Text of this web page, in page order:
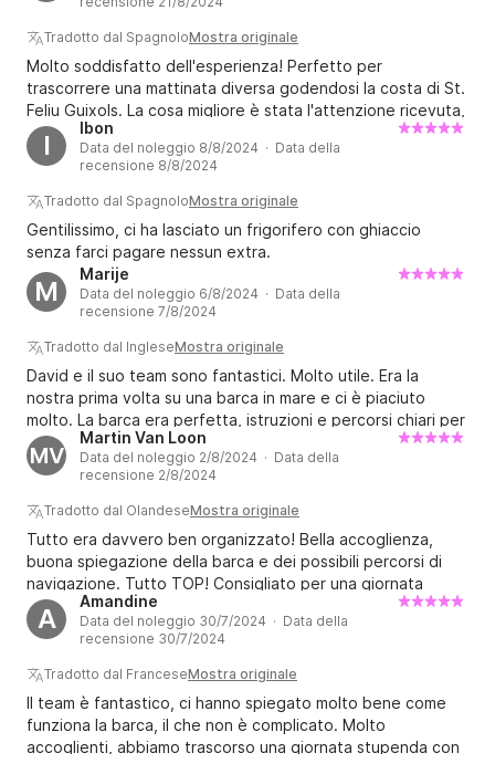
Tradotto dal SpagnoloMostra originale
Molto soddisfatto dell'esperienza! Perfetto per
trascorrere una mattinata diversa godendosi la costa di St.
Feliu Guixols. La cosa migliore è stata l'attenzione ricevuta,
un 10. Lo ripeteremo sicuramente con David!!
I
Ibon
Data del noleggio 8/8/2024 · Data della
recensione 8/8/2024
Tradotto dal SpagnoloMostra originale
Gentilissimo, ci ha lasciato un frigorifero con ghiaccio
senza farci pagare nessun extra.
M
Marije
Data del noleggio 6/8/2024 · Data della
recensione 7/8/2024
Tradotto dal IngleseMostra originale
David e il suo team sono fantastici. Molto utile. Era la
nostra prima volta su una barca in mare e ci è piaciuto
molto. La barca era perfetta, istruzioni e percorsi chiari per
godersi la giornata. Non dimenticare di legare l'anker ?.
Ottima esperienza e prenoteremo di nuovo. Click&Boat
sovrapprezzi, consiglierei di prenotare direttamente in
loco.
MV
Martin Van Loon
Data del noleggio 2/8/2024 · Data della
recensione 2/8/2024
Tradotto dal OlandeseMostra originale
Tutto era davvero ben organizzato! Bella accoglienza,
buona spiegazione della barca e dei possibili percorsi di
navigazione. Tutto TOP! Consigliato per una giornata
divertente sull'acqua (e dentro).
A
Amandine
Data del noleggio 30/7/2024 · Data della
recensione 30/7/2024
Tradotto dal FranceseMostra originale
Il team è fantastico, ci hanno spiegato molto bene come
funziona la barca, il che non è complicato. Molto
accoglienti, abbiamo trascorso una giornata stupenda con